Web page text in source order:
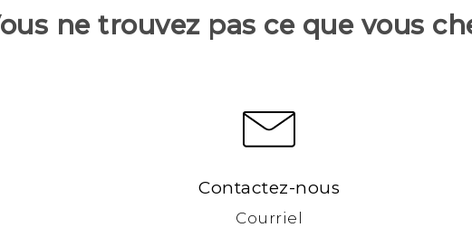
ne trouvez pas ce que vous
Contactez-nous
Courriel